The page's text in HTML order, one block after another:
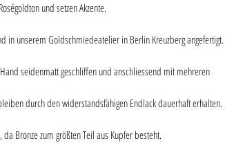
und setzen Akzente.
in unserem Goldschmiedeatelier in Berlin Kreuzberg angefertigt.
seidenmatt geschliffen und anschliessend mit mehreren
durch den widerstandsfähigen Endlack dauerhaft erhalten.
Bronze zum größten Teil aus Kupfer besteht.